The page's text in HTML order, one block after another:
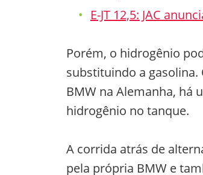
E-JT 12,5: JAC
Porém, o hidrogênio
substituindo a
BMW na Alemanha, há
hidrogênio no tanque.
A corrida atrás de
pela própria BMW e